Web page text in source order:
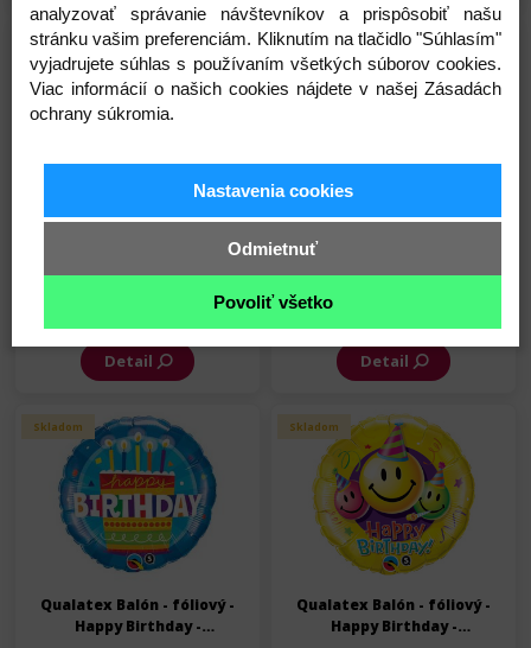
Skladom
Qualatex Balón - fóliový -
9,45 €
Detail
Skladom
Qualatex Balón - fóliový -
9,45 €
Detail
Skladom
Qualatex Balón - fóliový -
Happy Birthday -
Skladom
Qualatex Balón - fóliový -
Happy Birthday -
analyzovať správanie návštevníkov a prispôsobiť našu
stránku vašim preferenciám. Kliknutím na tlačidlo "Súhlasím"
vyjadrujete súhlas s používaním všetkých súborov cookies.
Viac informácií o našich cookies nájdete v našej Zásadách
ochrany súkromia.
Nastavenia cookies
Odmietnuť
Povoliť všetko